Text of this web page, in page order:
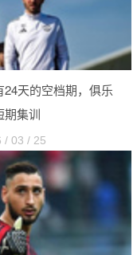
24天的空档期，俱乐
期集训
/ 03 / 25